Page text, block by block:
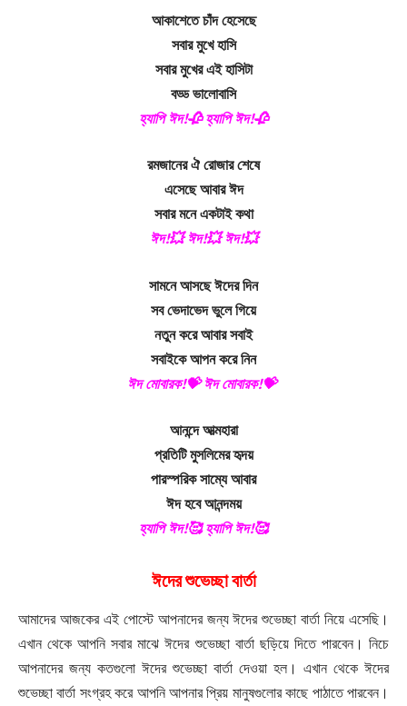
আকাশেতে চাঁদ হেসেছে
সবার মুখে হাসি
সবার মুখের এই হাসিটা
বড্ড ভালোবাসি
হ্যাপি ঈদ!🥀 হ্যাপি ঈদ!🥀
রমজানের ঐ রোজার শেষে
এসেছে আবার ঈদ
সবার মনে একটাই কথা
ঈদ!💥 ঈদ!💥 ঈদ!💥
সামনে আসছে ঈদের দিন
সব ভেদাভেদ ভুলে গিয়ে
নতুন করে আবার সবাই
সবাইকে আপন করে নিন
ঈদ মোবারক!💝 ঈদ মোবারক!💝
আনন্দে আত্মহারা
প্রতিটি মুসলিমের হৃদয়
পারস্পরিক সাম্যে আবার
ঈদ হবে আনন্দময়
হ্যাপি ঈদ!🥰 হ্যাপি ঈদ!🥰
ঈদের শুভেচ্ছা বার্তা
আমাদের আজকের এই পোস্টে আপনাদের জন্য ঈদের শুভেচ্ছা বার্তা নিয়ে এসেছি।
এখান থেকে আপনি সবার মাঝে ঈদের শুভেচ্ছা বার্তা ছড়িয়ে দিতে পারবেন। নিচে
আপনাদের জন্য কতগুলো ঈদের শুভেচ্ছা বার্তা দেওয়া হল। এখান থেকে ঈদের
শুভেচ্ছা বার্তা সংগ্রহ করে আপনি আপনার প্রিয় মানুষগুলোর কাছে পাঠাতে পারবেন।